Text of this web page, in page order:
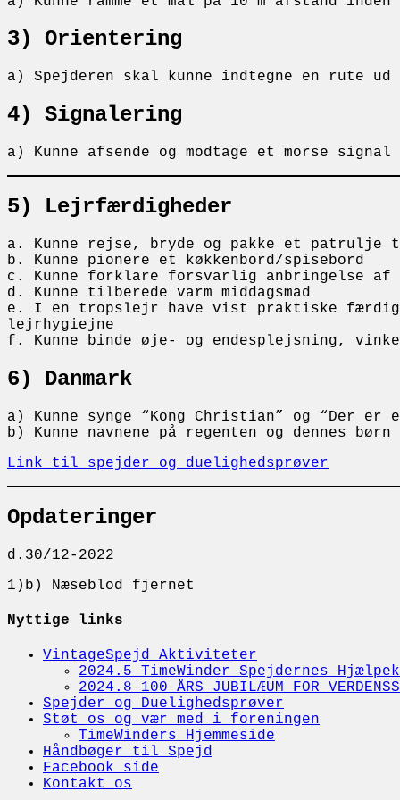
3) Orientering
a) Spejderen skal kunne indtegne en rute
4) Signalering
a) Kunne afsende og modtage et morse
5) Lejrfærdigheder
a. Kunne rejse, bryde og pakke et patrulje
b. Kunne pionere et køkkenbord/spisebord
c. Kunne forklare forsvarlig anbringelse
d. Kunne tilberede varm middagsmad
e. I en tropslejr have vist praktiske
lejrhygiejne
f. Kunne binde øje- og endesplejsning,
6) Danmark
a) Kunne synge “Kong Christian” og “Der
b) Kunne navnene på regenten og dennes
Link til spejder og duelighedsprøver
Opdateringer
d.30/12-2022
1)b) Næseblod fjernet
Nyttige links
VintageSpejd Aktiviteter
2024.5 TimeWinder Spejdernes
2024.8 100 ÅRS JUBILÆUM FOR
Spejder og Duelighedsprøver
Støt os og vær med i foreningen
TimeWinders Hjemmeside
Håndbøger til Spejd
Facebook side
Kontakt os